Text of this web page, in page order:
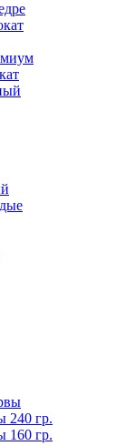
240 гр.
160 гр.